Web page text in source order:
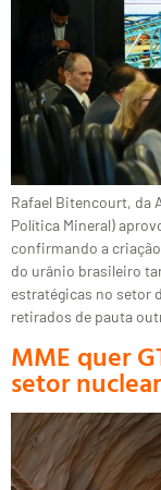
Rafael Bitencourt, da
Política Mineral)
confirmando a
do urânio brasileiro
estratégicas no setor
retirados de pauta
MME quer
setor